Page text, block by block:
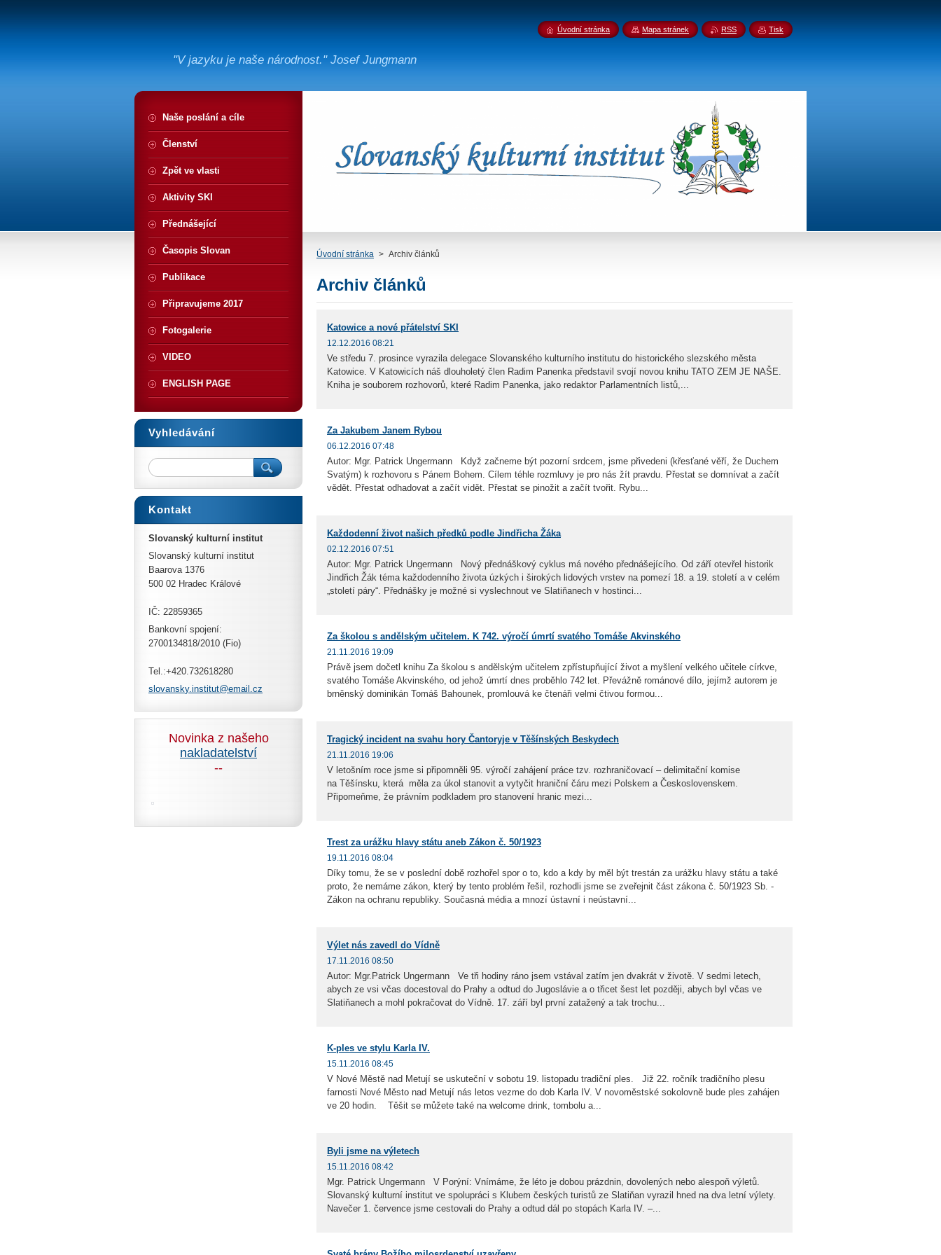
"V jazyku je naše národnost." Josef Jungmann
Úvodní stránka > Archiv článků
Archiv článků
Katowice a nové přátelství SKI
12.12.2016 08:21
Ve středu 7. prosince vyrazila delegace Slovanského kulturního institutu do historického slezského města
Katowice. V Katowicích náš dlouholetý člen Radim Panenka představil svojí novou knihu TATO ZEM JE NAŠE.
Kniha je souborem rozhovorů, které Radim Panenka, jako redaktor Parlamentních listů,...
Za Jakubem Janem Rybou
06.12.2016 07:48
Autor: Mgr. Patrick Ungermann Když začneme být pozorní srdcem, jsme přivedeni (křesťané věří, že Duchem
Svatým) k rozhovoru s Pánem Bohem. Cílem téhle rozmluvy je pro nás žít pravdu. Přestat se domnívat a začít
vědět. Přestat odhadovat a začít vidět. Přestat se pinožit a začít tvořit. Rybu...
Každodenní život našich předků podle Jindřicha Žáka
02.12.2016 07:51
Autor: Mgr. Patrick Ungermann Nový přednáškový cyklus má nového přednášejícího. Od září otevřel historik
Jindřich Žák téma každodenního života úzkých i širokých lidových vrstev na pomezí 18. a 19. století a v celém
„století páry“. Přednášky je možné si vyslechnout ve Slatiňanech v hostinci...
Za školou s andělským učitelem. K 742. výročí úmrtí svatého Tomáše Akvinského
21.11.2016 19:09
Právě jsem dočetl knihu Za školou s andělským učitelem zpřístupňující život a myšlení velkého učitele církve,
svatého Tomáše Akvinského, od jehož úmrtí dnes proběhlo 742 let. Převážně románové dílo, jejímž autorem je
brněnský dominikán Tomáš Bahounek, promlouvá ke čtenáři velmi čtivou formou...
Tragický incident na svahu hory Čantoryje v Těšínských Beskydech
21.11.2016 19:06
V letošním roce jsme si připomněli 95. výročí zahájení práce tzv. rozhraničovací – delimitační komise
na Těšínsku, která měla za úkol stanovit a vytyčit hraniční čáru mezi Polskem a Československem.
Připomeňme, že právním podkladem pro stanovení hranic mezi...
Trest za urážku hlavy státu aneb Zákon č. 50/1923
19.11.2016 08:04
Díky tomu, že se v poslední době rozhořel spor o to, kdo a kdy by měl být trestán za urážku hlavy státu a také
proto, že nemáme zákon, který by tento problém řešil, rozhodli jsme se zveřejnit část zákona č. 50/1923 Sb. -
Zákon na ochranu republiky. Současná média a mnozí ústavní i neústavní...
Výlet nás zavedl do Vídně
17.11.2016 08:50
Autor: Mgr.Patrick Ungermann Ve tři hodiny ráno jsem vstával zatím jen dvakrát v životě. V sedmi letech,
abych ze vsi včas docestoval do Prahy a odtud do Jugoslávie a o třicet šest let později, abych byl včas ve
Slatiňanech a mohl pokračovat do Vídně. 17. září byl první zatažený a tak trochu...
K-ples ve stylu Karla IV.
15.11.2016 08:45
V Nové Městě nad Metují se uskuteční v sobotu 19. listopadu tradiční ples. Již 22. ročník tradičního plesu
farnosti Nové Město nad Metují nás letos vezme do dob Karla IV. V novoměstské sokolovně bude ples zahájen
ve 20 hodin. Těšit se můžete také na welcome drink, tombolu a...
Byli jsme na výletech
15.11.2016 08:42
Mgr. Patrick Ungermann V Porýní: Vnímáme, že léto je dobou prázdnin, dovolených nebo alespoň výletů.
Slovanský kulturní institut ve spolupráci s Klubem českých turistů ze Slatiňan vyrazil hned na dva letní výlety.
Navečer 1. července jsme cestovali do Prahy a odtud dál po stopách Karla IV. –...
Naše poslání a cíle
Členství
Zpět ve vlasti
Aktivity SKI
Přednášející
Časopis Slovan
Publikace
Připravujeme 2017
Fotogalerie
VIDEO
ENGLISH PAGE
Vyhledávání
Kontakt
Slovanský kulturní institut
Slovanský kulturní institut
Baarova 1376
500 02 Hradec Králové
IČ: 22859365
Bankovní spojení:
2700134818/2010 (Fio)
Tel.:+420.732618280
slovansky.institut@email .cz
Novinka z našeho
nakladatelství
--
Úvodní stránka Mapa stránek RSS Tisk